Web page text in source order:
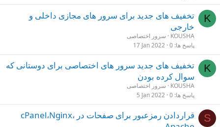
K
تخفیف های جدید برای سرور های مجازی داخلی و
خارجی
KOUSHA
سرور اختصاصی
پاسخ ها 0
17 Jan 2022
K
تخفیف های جدید سرور های اختصاصی برای دوستانی که
سوال کرده بودن
KOUSHA
سرور اختصاصی
پاسخ ها 0
5 Jan 2022
S
قراردادن رمزعبور برای صفحات در cPanel،Nginx،